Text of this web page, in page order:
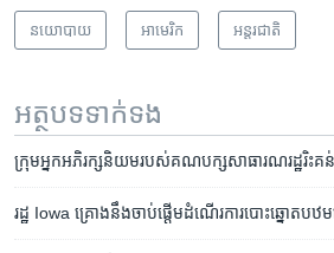
នយោបាយ អាមេរិក​ អន្តរជាតិ
អត្ថបទ​ទាក់ទង
ក្រុម​អ្នក​អភិរក្ស​និយម​របស់​គណបក្ស​សាធារណរដ្ឋ​រិះ
រដ្ឋ Iowa គ្រោង​នឹង​ចាប់ផ្តើម​ដំណើរ​ការ​បោះឆ្នោត​បឋ